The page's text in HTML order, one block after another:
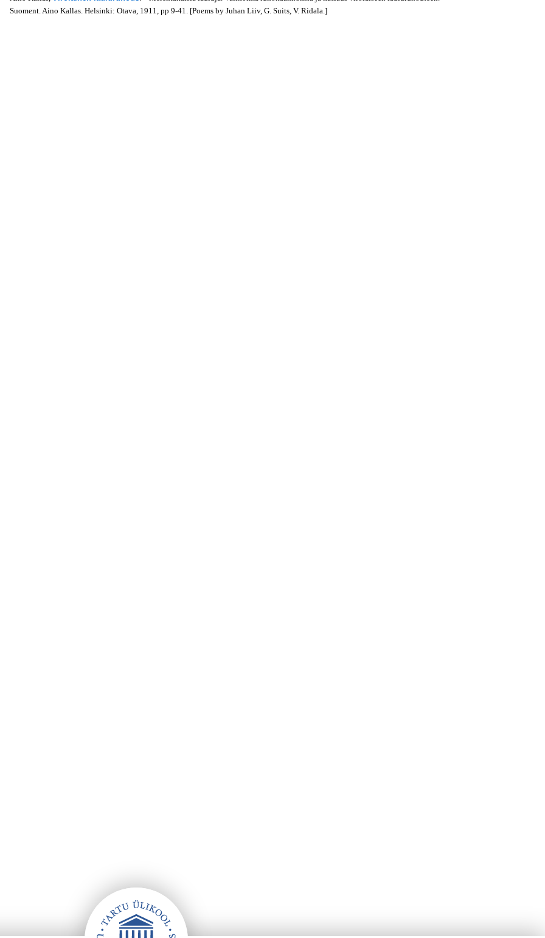
Suoment. Aino Kallas. Helsinki: Otava, 1911, pp 9-41. [Poems by Juhan Liiv, G. Suits, V. Ridala.]